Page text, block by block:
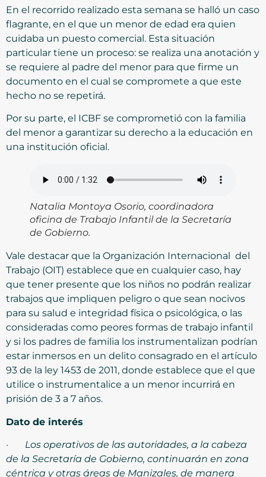
En el recorrido realizado esta semana se halló un caso
flagrante, en el que un menor de edad era quien
cuidaba un puesto comercial. Esta situación
particular tiene un proceso: se realiza una anotación y
se requiere al padre del menor para que firme un
documento en el cual se compromete a que este
hecho no se repetirá.
Por su parte, el ICBF se comprometió con la familia
del menor a garantizar su derecho a la educación en
una institución oficial.
Natalia Montoya Osorio, coordinadora
oficina de Trabajo Infantil de la Secretaría
de Gobierno.
Vale destacar que la Organización Internacional del
Trabajo (OIT) establece que en cualquier caso, hay
que tener presente que los niños no podrán realizar
trabajos que impliquen peligro o que sean nocivos
para su salud e integridad física o psicológica, o las
consideradas como peores formas de trabajo infantil
y si los padres de familia los instrumentalizan podrían
estar inmersos en un delito consagrado en el artículo
93 de la ley 1453 de 2011, donde establece que el que
utilice o instrumentalice a un menor incurrirá en
prisión de 3 a 7 años.
Dato de interés
· Los operativos de las autoridades, a la cabeza
de la Secretaría de Gobierno, continuarán en zona
céntrica y otras áreas de Manizales, de manera